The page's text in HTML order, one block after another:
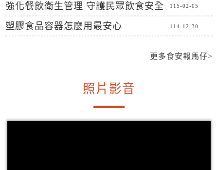
強化餐飲衛生管理 守護民眾飲食安全 115-02-05
塑膠食品容器怎麼用最安心 114-12-30
更多食安報馬仔>
照片影音